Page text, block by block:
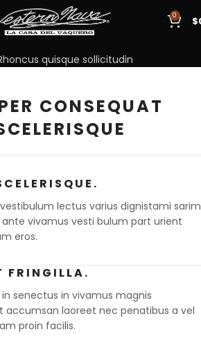
0 $
quisque sollicitudin
CONSEQUAT
lectus varius dignistami sarim
vivamus vesti bulum part urient
eros.
FRINGILLA.
in senectus in vivamus magnis
accumsan laoreet nec penatibus a vel
proin facilis.